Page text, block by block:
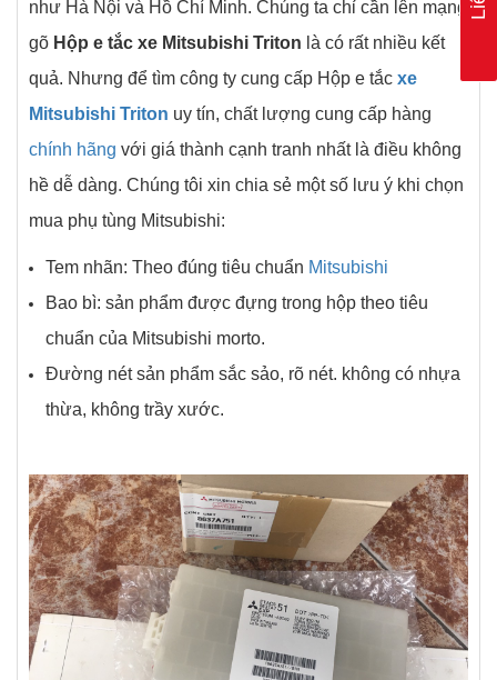
như Hà Nội và Hồ Chí Minh. Chúng ta chỉ cần lên mạng
gõ Hộp e tắc xe Mitsubishi Triton là có rất nhiều kết
quả. Nhưng để tìm công ty cung cấp Hộp e tắc xe
Mitsubishi Triton uy tín, chất lượng cung cấp hàng
chính hãng với giá thành cạnh tranh nhất là điều không
hề dễ dàng. Chúng tôi xin chia sẻ một số lưu ý khi chọn
mua phụ tùng Mitsubishi:
Tem nhãn: Theo đúng tiêu chuẩn Mitsubishi
Bao bì: sản phẩm được đựng trong hộp theo tiêu
chuẩn của Mitsubishi morto.
Đường nét sản phẩm sắc sảo, rõ nét. không có nhựa
thừa, không trầy xước.